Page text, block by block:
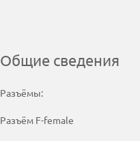
Общие сведения
Разъёмы:
Разъём F-female